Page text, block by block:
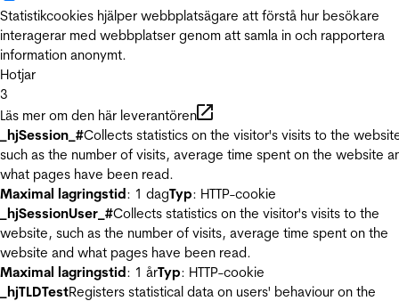
Statistikcookies hjälper webbplatsägare att förstå hur besökare
interagerar med webbplatser genom att samla in och rapportera
information anonymt.
Hotjar
3
Läs mer om den här leverantören
_hjSession_#Collects statistics on the visitor's visits to the
such as the number of visits, average time spent on the website
what pages have been read.
Maximal lagringstid: 1 dagTyp: HTTP-cookie
_hjSessionUser_#Collects statistics on the visitor's visits to the
website, such as the number of visits, average time spent on the
website and what pages have been read.
Maximal lagringstid: 1 årTyp: HTTP-cookie
_hjTLDTestRegisters statistical data on users' behaviour on the